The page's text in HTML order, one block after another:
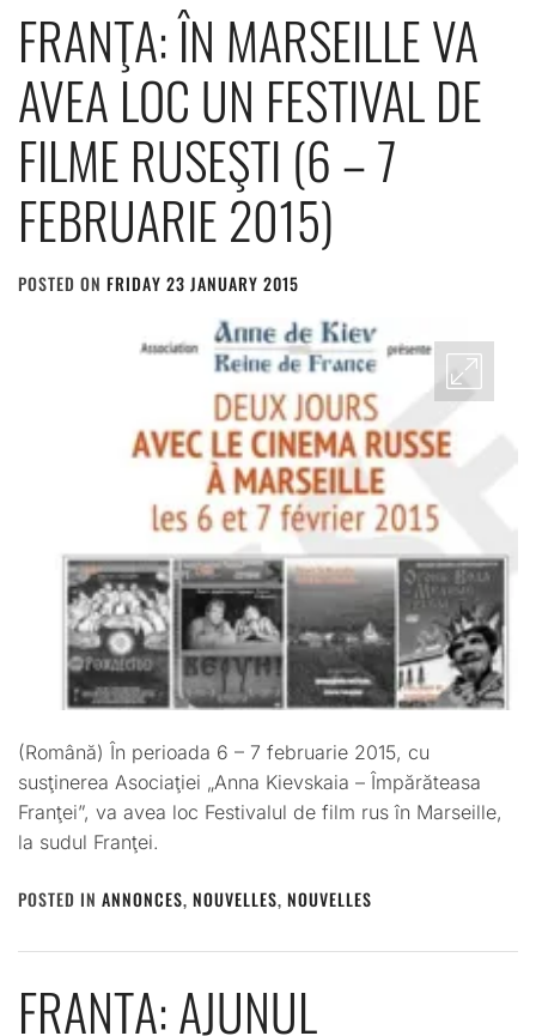
FRANŢA: ÎN MARSEILLE VA
AVEA LOC UN FESTIVAL DE
FILME RUSEŞTI (6 – 7
FEBRUARIE 2015)
POSTED ON FRIDAY 23 JANUARY 2015
(Română) În perioada 6 – 7 februarie 2015, cu
susţinerea Asociaţiei „Anna Kievskaia – Împărăteasa
Franţei”, va avea loc Festivalul de film rus în Marseille,
la sudul Franţei.
POSTED IN ANNONCES, NOUVELLES, NOUVELLES
FRANȚA: AJUNUL